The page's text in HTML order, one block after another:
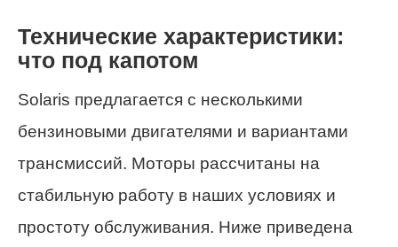
Технические характеристики:
что под капотом
Solaris предлагается с несколькими
бензиновыми двигателями и вариантами
трансмиссий. Моторы рассчитаны на
стабильную работу в наших условиях и
простоту обслуживания. Ниже приведена